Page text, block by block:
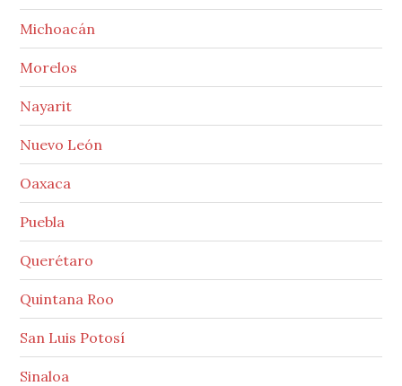
Michoacán
Morelos
Nayarit
Nuevo León
Oaxaca
Puebla
Querétaro
Quintana Roo
San Luis Potosí
Sinaloa